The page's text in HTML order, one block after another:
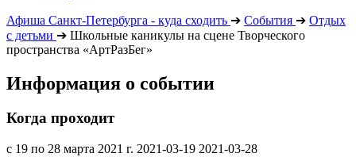
Афиша Санкт-Петербурга - куда сходить ➔ События ➔ Отдых
с детьми ➔ Школьные каникулы на сцене Творческого
пространства «АртРазБег»
Информация о событии
Когда проходит
с 19 по 28 марта 2021 г. 2021-03-19 2021-03-28